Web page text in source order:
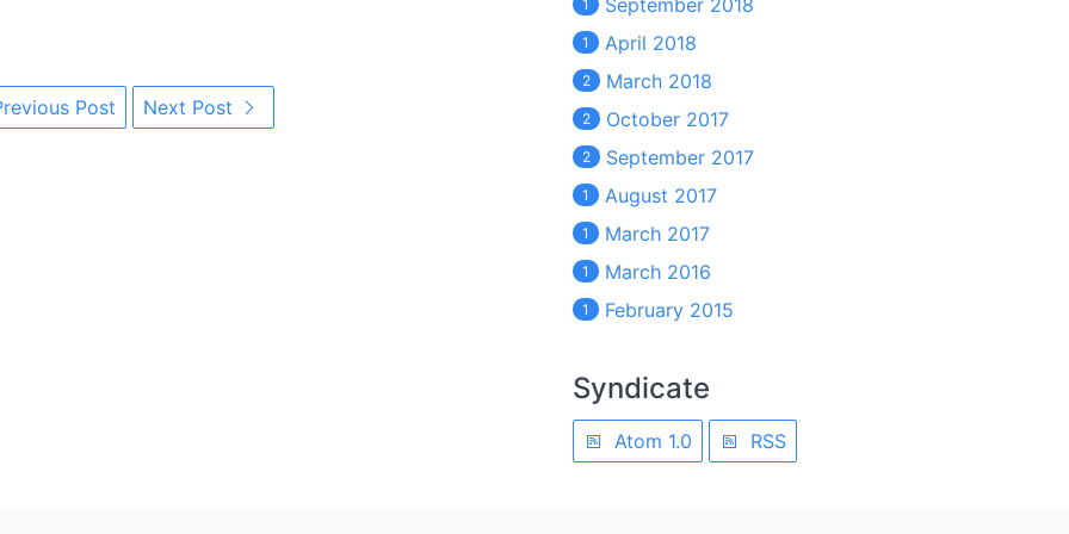
Post Next Post
1 September 2018
1 April 2018
2 March 2018
2 October 2017
2 September 2017
1 August 2017
1 March 2017
1 March 2016
1 February 2015
Syndicate
Atom 1.0 RSS